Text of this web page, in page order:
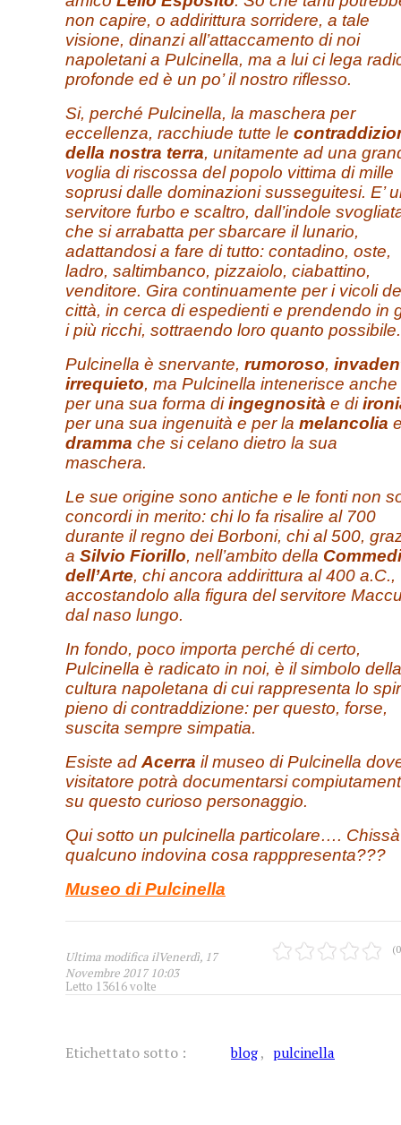
non capire, o addirittura sorridere, a tale
visione, dinanzi all’attaccamento di noi
napoletani a Pulcinella, ma a lui ci lega
profonde ed è un po’ il nostro riflesso.
Si, perché Pulcinella, la maschera per
eccellenza, racchiude tutte le
della nostra terra, unitamente ad una
voglia di riscossa del popolo vittima di mille
soprusi dalle dominazioni susseguitesi. E’
servitore furbo e scaltro, dall’indole
che si arrabatta per sbarcare il lunario,
adattandosi a fare di tutto: contadino, oste,
ladro, saltimbanco, pizzaiolo, ciabattino,
venditore. Gira continuamente per i vicoli
città, in cerca di espedienti e prendendo in
i più ricchi, sottraendo loro quanto possibile.
Pulcinella è snervante, rumoroso,
irrequieto, ma Pulcinella intenerisce anche
per una sua forma diingegnosità e di
per una sua ingenuità e per la melancolia
dramma che si celano dietro la sua
maschera.
Le sue origine sono antiche e le fonti non
concordi in merito: chi lo fa risalire al 700
durante il regno dei Borboni, chi al 500,
a Silvio Fiorillo, nell’ambito della
dell’Arte, chi ancora addirittura al 400 a.C.,
accostandolo alla figura del servitore
dal naso lungo.
In fondo, poco importa perché di certo,
Pulcinella è radicato in noi, è il simbolo della
cultura napoletana di cui rappresenta lo
pieno di contraddizione: per questo, forse,
suscita sempre simpatia.
Esiste ad Acerra il museo di Pulcinella
visitatore potrà documentarsi
su questo curioso personaggio.
Qui sotto un pulcinella particolare…. Chissà
qualcuno indovina cosa rapppresenta???
Museo di Pulcinella
Ultima modifica ilVenerdì, 17
Novembre 2017 10:03
Letto 13616 volte
Etichettato sotto : blog pulcinella